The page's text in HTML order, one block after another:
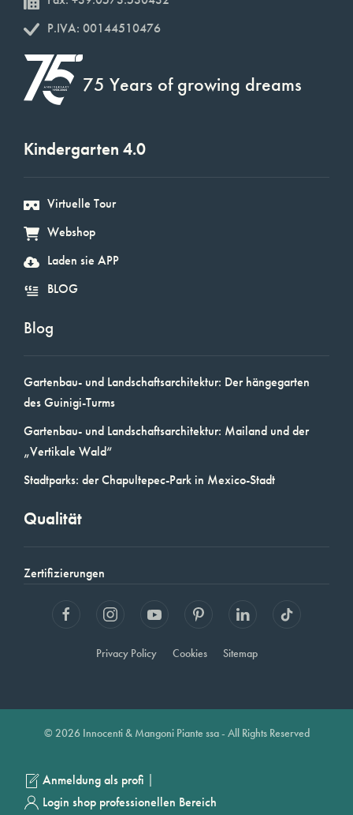
P.IVA: 00144510476
75 Years of growing dreams
Kindergarten 4.0
Virtuelle Tour
Webshop
Laden sie APP
BLOG
Blog
Gartenbau- und Landschaftsarchitektur: Der hängegarten
des Guinigi-Turms
Gartenbau- und Landschaftsarchitektur: Mailand und der
„Vertikale Wald“
Stadtparks: der Chapultepec-Park in Mexico-Stadt
Qualität
Zertifizierungen
Privacy Policy Cookies Sitemap
© 2026 Innocenti & Mangoni Piante ssa - All Rights Reserved
Anmeldung als profi |
Login shop professionellen Bereich